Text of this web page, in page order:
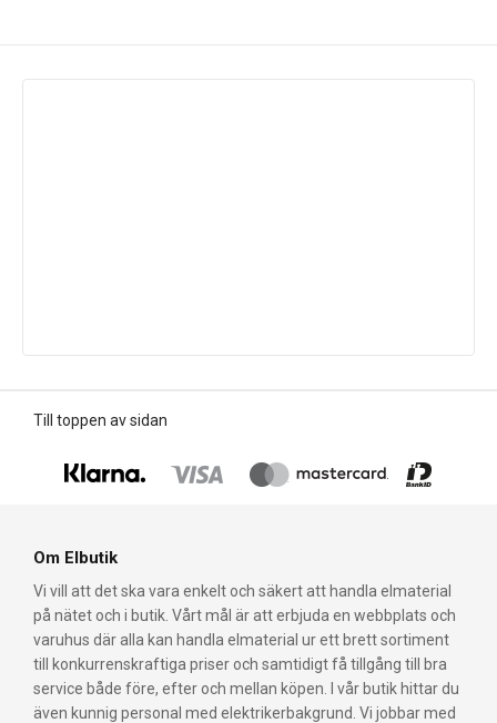
Till toppen av sidan
Om Elbutik
Vi vill att det ska vara enkelt och säkert att handla elmaterial
på nätet och i butik. Vårt mål är att erbjuda en webbplats och
varuhus där alla kan handla elmaterial ur ett brett sortiment
till konkurrenskraftiga priser och samtidigt få tillgång till bra
service både före, efter och mellan köpen. I vår butik hittar du
även kunnig personal med elektrikerbakgrund. Vi jobbar med